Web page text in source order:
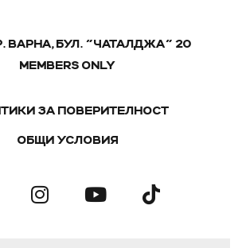
ВАРНА, БУЛ. "ЧАТАЛДЖА" 20
MEMBERS ONLY
ЗА ПОВЕРИТЕЛНОСТ
ОБЩИ УСЛОВИЯ